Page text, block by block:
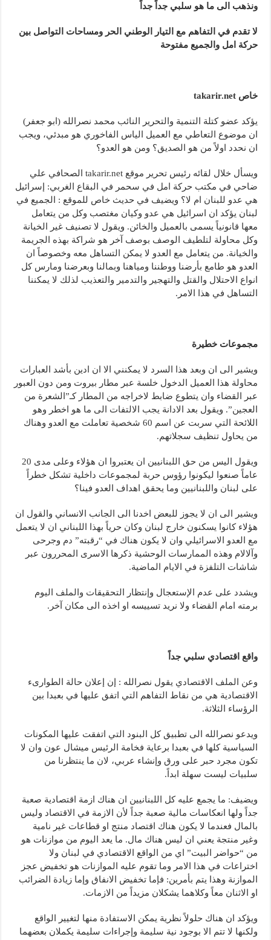
ونذهب الى ما هو سلبي جداً جداً
لا تقدم في التفاهم مع التيار الوطني الحر ومساحات التواصل بين
حركة امل والجميع مفتوحة
خاصtakarir.net
يؤكد عضو كتلة التنمية والتحرير النائب محمد نصرالله (ابو جعفر)
ان موضوع التعاطي مع العميل الياس الفاخوري هو مبدئي، ويجب
ان نحدد اولاً من هو الصديق؟ ومن هو العدو؟
ويسأل خلال لقائه رئيس تحرير موقع takarir.net الصحافي علي
ضاحي في مكتب حركة امل في سحمر في البقاع الغربي: إسرائيل
هي عدو للبنان ام لا؟ ويضيف في حديث خاص للموقع : الجميع في
لبنان يؤكد ان اسرائيل هي عدو وكيان مغتصب وكل من يتعامل
معها قانونياً يسمى بالعميل والخائن. ويقول لا تصنيف غير الخيانة
وكل محاولة لتلطيف الوصف بوصف آخر هو شراكة بهذه الجريمة
والخيانة. من يتعامل مع العدو لا يمكن التساهل معه وخصوصاً ان
العدو هو طامع بأرضنا ووطننا ومياهنا وبمالنا وبعرضنا ومارس كل
انواع الاحتلال والقتل والتهجير والتدمير والتعذيب لذلك لا يمكننا
التساهل في هذا الامر.
مجموعات خطيرة
ويشير الى ان وبعد هذا السرد لا يمكنني الا ان ادين بأشد العبارات
محاولة هذا العميل الدخول خلسة عبر مطار بيروت ومن دون العبور
عبر القضاء وان يتطوع ضابط لاخراجه من المطار كـ”الشعرة من
العجين”. ويقول بعد الادانة يجب الالتفات الى ما هو اخطر وهو
اللائحة التي سربت عن اسم 60 شخصية تعاملت مع العدو وهناك
من يحاول تنظيف سجلاتهم.
ويقول اليس من حق اللبنانيين ان يعتبروا ان هؤلاء وعلى مدى 20
عاماً صنعوا ليكونوا رؤوس حربة لمجموعات داخلية تشكل خطراً
على لبنان واللبنانيين وما يحقق اهداف العدو فينا؟
ويشير الى ان لا يجوز للبعض اخدنا الى الجانب الانساني والقول ان
هؤلاء كانوا يسكنون خارج لبنان وكان حرياً بهذا اللبناني ان لا يتعمل
مع العدو الاسرائيلي وان لا يكون هناك في “رقبته” دم وجرحى
وآلالام وهذه الممارسات الوحشية ذكرها الاسرى المحررون عبر
شاشات التلفزة في الايام الماضية.
ويشدد على عدم الإستعجال وإنتظار التحقيقات والملف اليوم
برمته امام القضاء ولا نريد تسييسه او اخذه الى مكان آخر.
واقع اقتصادي سلبي جداً
وعن الملف الاقتصادي يقول نصرالله : إن إعلان حالة الطوارىء
الاقتصادية هي من نقاط التفاهم التي اتفق عليها في بعبدا بين
الرؤساء الثلاثة.
ويدعو نصرالله الى تطبيق كل البنود التي اتفقت عليها المكونات
السياسية كلها في بعبدا برعاية فخامة الرئيس ميشال عون وان لا
تكون مجرد حبر على ورق وإنشاء عربي، لان ما ينتظرنا من
سلبيات ليست سهلة ابداً.
ويضيف: ما يجمع عليه كل اللبنانيين ان هناك ازمة اقتصادية صعبة
جداً ولها انعكاسات مالية صعبة جداً لأن الازمة في الاقتصاد وليس
بالمال فعندما لا يكون هناك اقتصاد منتج او قطاعات غير نامية
وغير منتجة يعني ان ليس هناك مال. ما يعد اليوم من موازنات هو
من “حواضر البيت” اي من الواقع الاقتصادي في لبنان ولا
اختراعات في هذا الامر وما تقوم عليه الموازنات هو تخفيض عجز
الموازنة وهذا يتم بأمرين: فإما تخفيض الانفاق وإما زيادة الضرائب
او الاثنان معاً وكلاهما يشكلان مزيداً من الازمات.
ويؤكد ان هناك حلولاً نظرية يمكن الاستفادة منها لتغيير الواقع
ولكنها لا تتم الا بوجود نية سليمة وإجراءات سليمة يكملان بعضهما